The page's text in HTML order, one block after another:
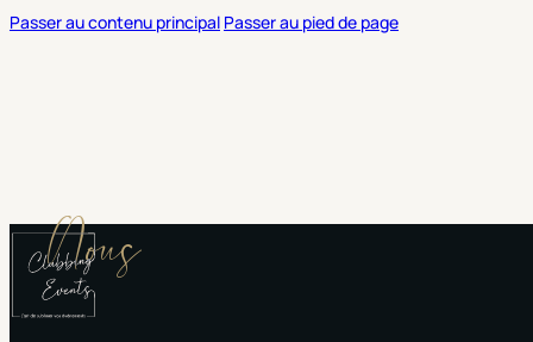
Passer au contenu principal Passer au pied de page
Nous